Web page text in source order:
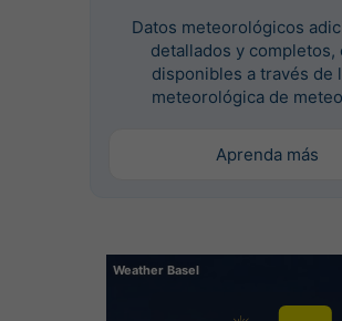
Datos meteorológicos
detallados y completos,
disponibles a través de
meteorológica de
Aprenda más